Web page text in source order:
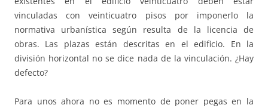
vinculadas con veinticuatro pisos por imponerlo la
normativa urbanística según resulta de la licencia de
obras. Las plazas están descritas en el edificio. En la
división horizontal no se dice nada de la vinculación. ¿Hay
defecto?
Para unos ahora no es momento de poner pegas en la